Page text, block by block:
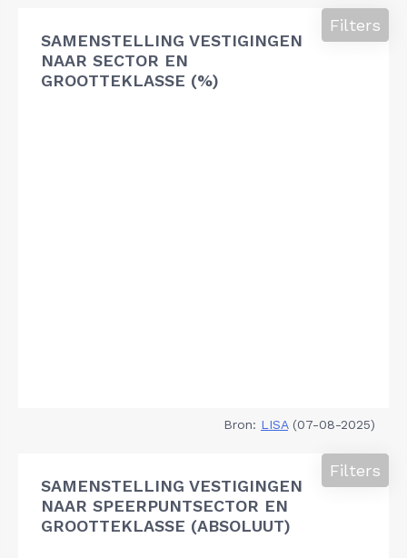
SAMENSTELLING VESTIGINGEN
NAAR SECTOR EN
GROOTTEKLASSE (%)
Filters
Bron: LISA(07-08-2025)
SAMENSTELLING VESTIGINGEN
NAAR SPEERPUNTSECTOR EN
GROOTTEKLASSE (ABSOLUUT)
Filters